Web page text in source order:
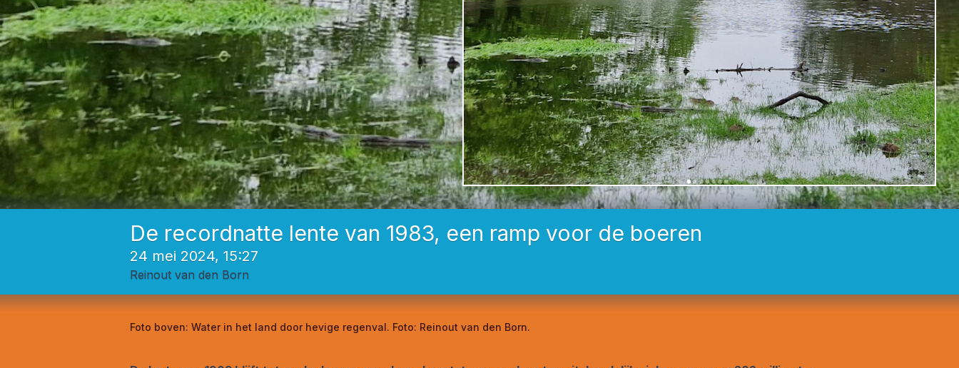
De recordnatte lente van 1983, een ramp voor de boeren
24 mei 2024, 15:27
Reinout van den Born
Foto boven: Water in het land door hevige regenval. Foto: Reinout van den Born.